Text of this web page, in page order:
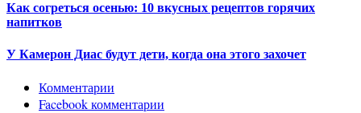
Как согреться осенью: 10 вкусных рецептов горячих
напитков
У Камерон Диас будут дети, когда она этого захочет
Комментарии
Facebook комментарии